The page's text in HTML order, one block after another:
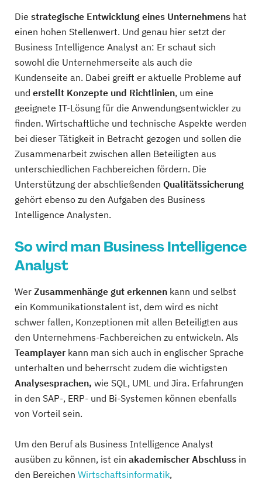
Die strategische Entwicklung eines Unternehmens hat
einen hohen Stellenwert. Und genau hier setzt der
Business Intelligence Analyst an: Er schaut sich
sowohl die Unternehmerseite als auch die
Kundenseite an. Dabei greift er aktuelle Probleme auf
und erstellt Konzepte und Richtlinien, um eine
geeignete IT-Lösung für die Anwendungsentwickler zu
finden. Wirtschaftliche und technische Aspekte werden
bei dieser Tätigkeit in Betracht gezogen und sollen die
Zusammenarbeit zwischen allen Beteiligten aus
unterschiedlichen Fachbereichen fördern. Die
Unterstützung der abschließenden Qualitätssicherung
gehört ebenso zu den Aufgaben des Business
Intelligence Analysten.
So wird man Business Intelligence
Analyst
Wer Zusammenhänge gut erkennen kann und selbst
ein Kommunikationstalent ist, dem wird es nicht
schwer fallen, Konzeptionen mit allen Beteiligten aus
den Unternehmens-Fachbereichen zu entwickeln. Als
Teamplayer kann man sich auch in englischer Sprache
unterhalten und beherrscht zudem die wichtigsten
Analysesprachen, wie SQL, UML und Jira. Erfahrungen
in den SAP-, ERP- und Bi-Systemen können ebenfalls
von Vorteil sein.
Um den Beruf als Business Intelligence Analyst
ausüben zu können, ist ein akademischer Abschluss in
den Bereichen Wirtschaftsinformatik,